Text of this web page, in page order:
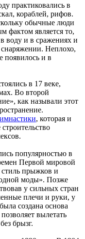
практиковались в
кораблей, рифов.
обычные люди
фактом является то,
воду и в сражениях и
Неплохо,
появилось и в
в 17 веке,
Во второй
как называли этот
, которая и
популярностью в
Первой мировой
прыжков и
моды». Позже
у сильных стран
плечи и руки, у
создана основа
вылетать
брызг.